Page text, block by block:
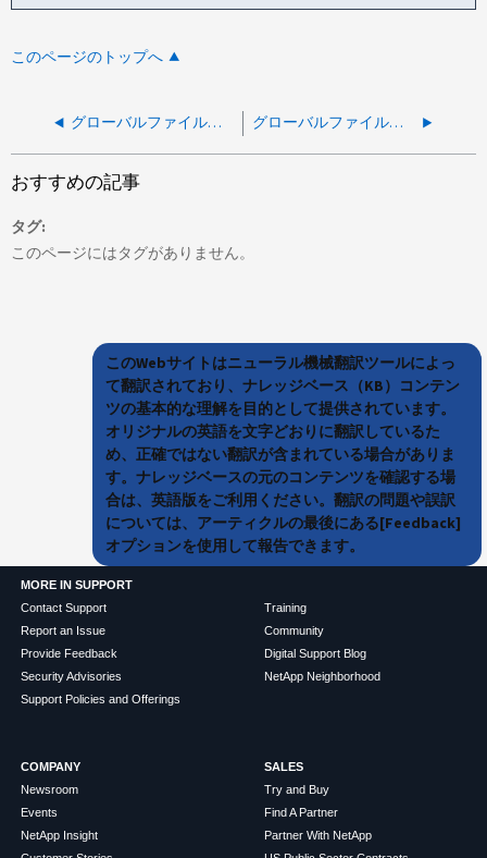
このページのトップへ
グローバルファイルキャッシュ：GFCライセンス管理サーバを設定する方法 グローバルファイルキャッシュ UI に Microsoft.Net フレームワークエラーが表示される
おすすめの記事
タグ
このページにはタグがありません。
このWebサイトはニューラル機械翻訳ツールによっ
て翻訳されており、ナレッジベース（KB）コンテン
ツの基本的な理解を目的として提供されています。
オリジナルの英語を文字どおりに翻訳しているた
め、正確ではない翻訳が含まれている場合がありま
す。ナレッジベースの元のコンテンツを確認する場
合は、英語版をご利用ください。翻訳の問題や誤訳
については、アーティクルの最後にある[Feedback]
オプションを使用して報告できます。
MORE IN SUPPORT
Contact Support
Report an Issue
Provide Feedback
Security Advisories
Support Policies and Offerings
Training
Community
Digital Support Blog
NetApp Neighborhood
COMPANY
Newsroom
Events
NetApp Insight
SALES
Try and Buy
Find A Partner
Partner With NetApp